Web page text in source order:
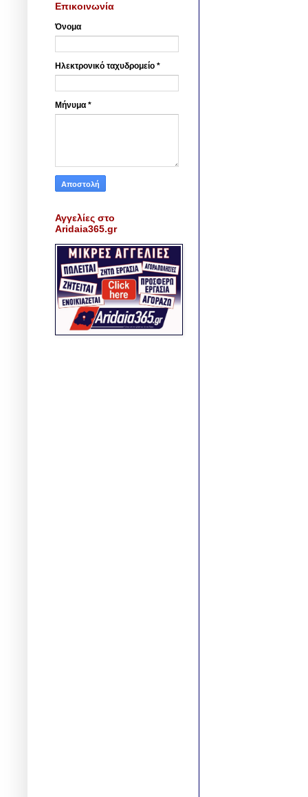
Επικοινωνία
Όνομα
Ηλεκτρονικό ταχυδρομείο *
Μήνυμα *
Αγγελίες στο
Aridaia365.gr